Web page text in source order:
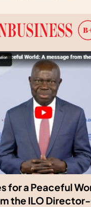
for a Peaceful
the ILO